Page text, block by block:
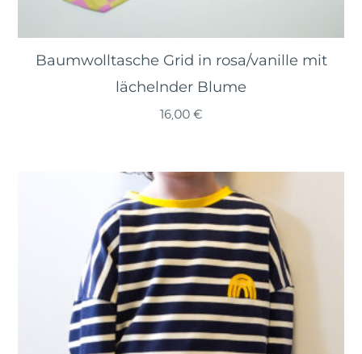
Baumwolltasche Grid in rosa/vanille mit
lächelnder Blume
16,00 €